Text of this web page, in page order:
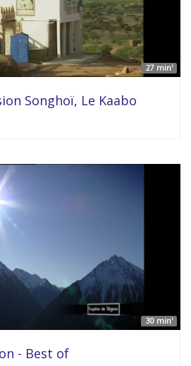
27 min'
Songhoï, Le Kaabo
30 min'
- Best of